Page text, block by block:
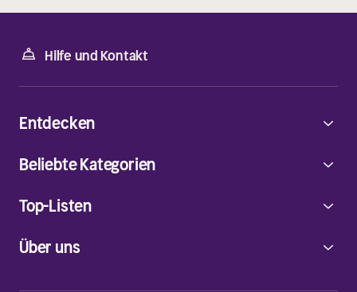
Hilfe und Kontakt
Über uns
Entdecken
Beliebte Kategorien
Top-Listen